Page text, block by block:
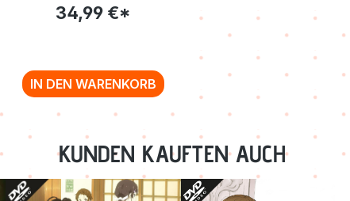
SAMMELSCHUBER
[DVD]
34,99 €*
IN DEN WARENKORB
KUNDEN KAUFTEN AUCH